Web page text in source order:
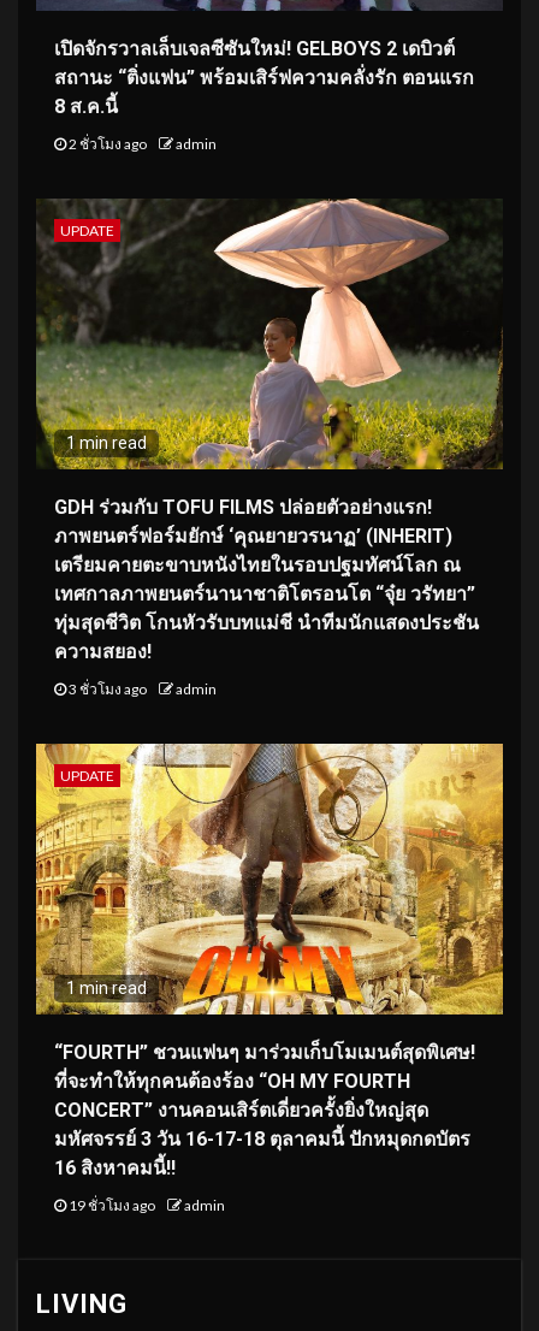
เปิดจักรวาลเล็บเจลซีซันใหม่! GELBOYS 2 เดบิวต์
สถานะ “ติ่งแฟน” พร้อมเสิร์ฟความคลั่งรัก ตอนแรก
8 ส.ค.นี้
2 ชั่วโมง ago admin
UPDATE
1 min read
GDH ร่วมกับ TOFU FILMS ปล่อยตัวอย่างแรก!
ภาพยนตร์ฟอร์มยักษ์ ‘คุณยายวรนาฏ’ (INHERIT)
เตรียมคายตะขาบหนังไทยในรอบปฐมทัศน์โลก ณ
เทศกาลภาพยนตร์นานาชาติโตรอนโต “จุ๋ย วรัทยา”
ทุ่มสุดชีวิต โกนหัวรับบทแม่ชี นำทีมนักแสดงประชัน
ความสยอง!
3 ชั่วโมง ago admin
UPDATE
1 min read
“FOURTH” ชวนแฟนๆ มาร่วมเก็บโมเมนต์สุดพิเศษ!
ที่จะทำให้ทุกคนต้องร้อง “OH MY FOURTH
CONCERT” งานคอนเสิร์ตเดี่ยวครั้งยิ่งใหญ่สุด
มหัศจรรย์ 3 วัน 16-17-18 ตุลาคมนี้ ปักหมุดกดบัตร
16 สิงหาคมนี้!!
19 ชั่วโมง ago admin
LIVING